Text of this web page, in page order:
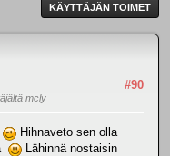
KÄYTTÄJÄN TOIMET
#90
mcly
Hihnaveto sen olla
Lähinnä nostaisin